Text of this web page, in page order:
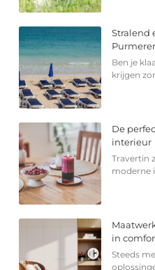
Stralend
Ben je
krijgen
De
interieur
Travertin
moderne
in
Steeds